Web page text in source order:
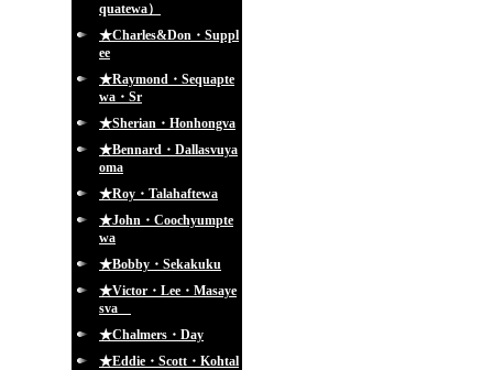
quatewa）
★Charles&Don・Suppl
ee
★Raymond・Sequapte
wa・Sr
★Sherian・Honhongva
★Bennard・Dallasvuya
oma
★Roy・Talahaftewa
★John・Coochyumpte
wa
★Bobby・Sekakuku
★Victor・Lee・Masaye
sva
★Chalmers・Day
★Eddie・Scott・Kohtal